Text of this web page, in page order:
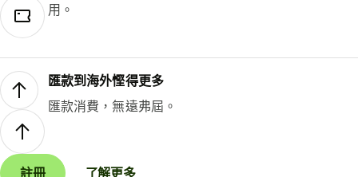
用。
匯款到海外慳得更多
匯款消費，無遠弗屆。
註冊 了解更多